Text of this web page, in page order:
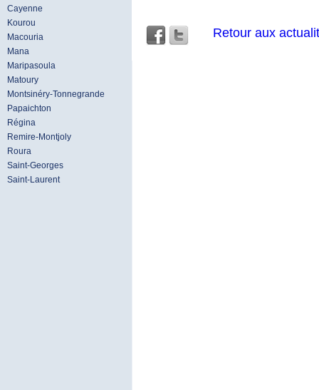
Cayenne
Kourou
Macouria
Mana
Maripasoula
Matoury
Montsinéry-Tonnegrande
Papaichton
Régina
Remire-Montjoly
Roura
Saint-Georges
Saint-Laurent
Retour aux